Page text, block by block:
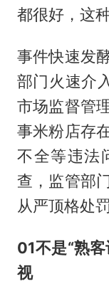
都很好，这
事件快速发
部门火速介
市场监督管
事米粉店存
不全等违法
查，监管部
从严顶格处罚
01不是“熟客
视